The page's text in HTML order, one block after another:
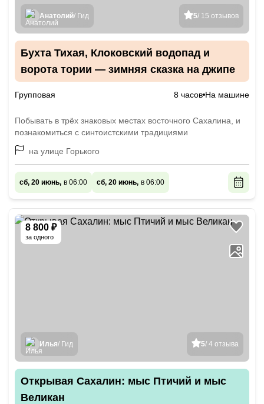
5/ 15 отзывов
Анатолий/ Гид
Бухта Тихая, Клоковский водопад и
ворота тории — зимняя сказка на джипе
Групповая 8 часов На машине
Побывать в трёх знаковых местах восточного Сахалина, и
познакомиться с синтоистскими традициями
на улице Горького
сб, 20 июнь, в 06:00 сб, 20 июнь, в 06:00
8 800 ₽
за одного
5/ 4 отзыва
Илья/ Гид
Открывая Сахалин: мыс Птичий и мыс
Великан